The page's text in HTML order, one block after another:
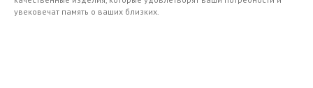
увековечат память о ваших близких.